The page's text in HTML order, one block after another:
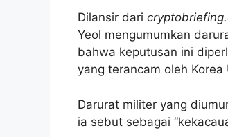
Dilansir dari
Yeol mengumumkan
bahwa keputusan ini
yang terancam oleh Korea
Darurat militer yang
ia sebut sebagai